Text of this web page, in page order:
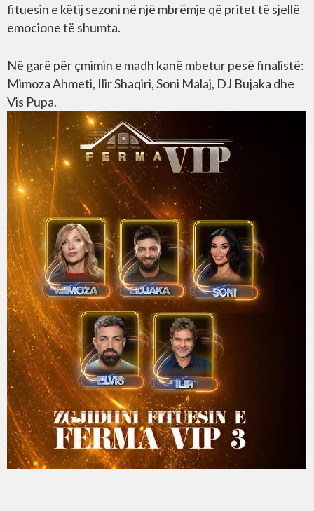
fituesin e këtij sezoni në një mbrëmje që pritet të sjellë
emocione të shumta.
Në garë për çmimin e madh kanë mbetur pesë finalistë:
Mimoza Ahmeti, Ilir Shaqiri, Soni Malaj, DJ Bujaka dhe
Vis Pupa.